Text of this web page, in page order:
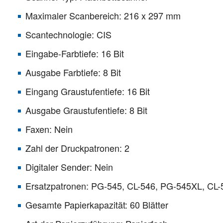
Maximaler Scanbereich: 216 x 297 mm
Scantechnologie: CIS
Eingabe-Farbtiefe: 16 Bit
Ausgabe Farbtiefe: 8 Bit
Eingang Graustufentiefe: 16 Bit
Ausgabe Graustufentiefe: 8 Bit
Faxen: Nein
Zahl der Druckpatronen: 2
Digitaler Sender: Nein
Ersatzpatronen: PG-545, CL-546, PG-545XL,
Gesamte Papierkapazität: 60 Blätter